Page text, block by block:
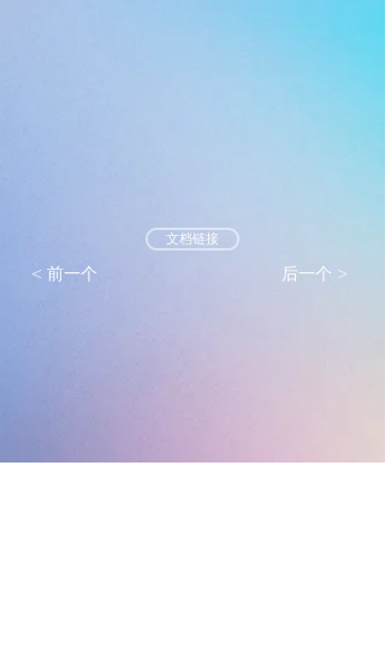
文档链接
< 前一个 后一个 >